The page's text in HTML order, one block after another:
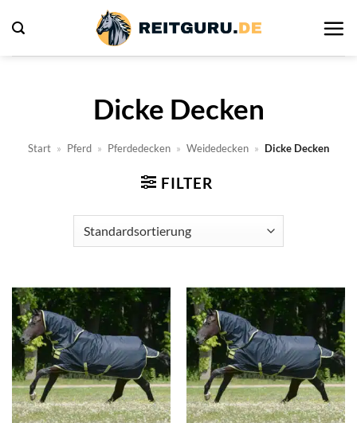
Inhalt
springen
Dicke Decken
Start » Pferd » Pferdedecken » Weidedecken » Dicke Decken
FILTER